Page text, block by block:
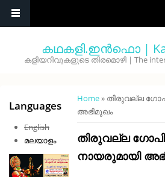
കഥകളി.ഇൻഫൊ |
കളിയറിവുകളുടെ തിരമൊഴി | The
You are here
Home» തിരുവല്ല
അഭിമുഖം
തിരുവല്ല
നായരുമായി
Languages
English
മലയാളം